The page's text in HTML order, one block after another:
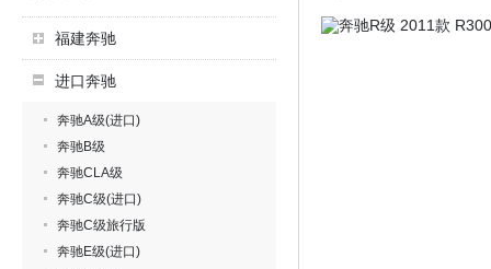
福建奔驰
进口奔驰
奔驰A级(进口)
奔驰B级
奔驰CLA级
奔驰C级(进口)
奔驰C级旅行版
奔驰E级(进口)